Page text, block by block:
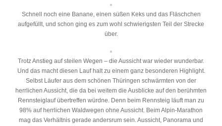
Schnell noch eine Banane, einen süßen Keks und das Fläschchen
aufgefüllt, und schon ging es zum wohl schwierigsten Teil der Strecke
über.
Trotz Anstieg auf steilen Wegen – die Aussicht war wieder wunderbar.
Und das macht diesen Lauf halt zu einem ganz besonderen Highlight.
Selbst Läufer aus dem schönen Thüringen schwärmten von der
herrlichen Aussicht, die da bei weitem die Ausblicke auf den berühmten
Rennsteiglauf übertreffen würdne. Denn beim Rennsteig läuft man zu
98% auf herrlichen Waldwegen ohne Aussicht. Beim Alpin-Marathon
mag das Verhältnis gerade andersrum sein. Aussicht, Panorama und